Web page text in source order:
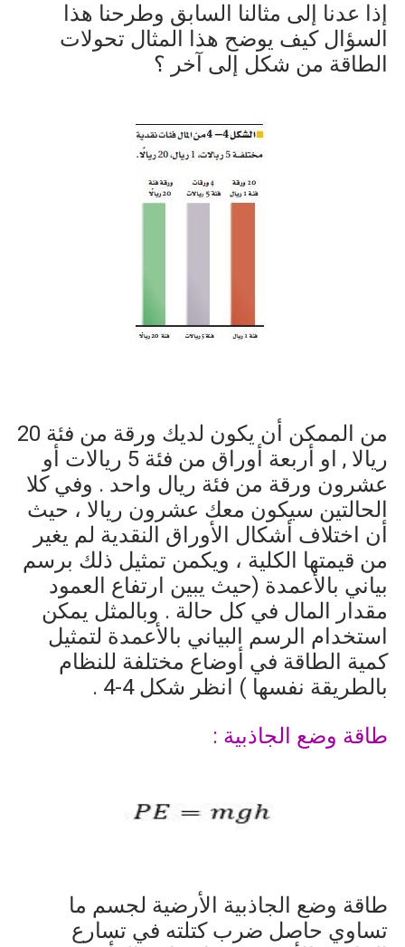
إذا عدنا إلى مثالنا السابق وطرحنا هذا
السؤال كيف يوضح هذا المثال تحولات
الطاقة من شكل إلى آخر ؟
من الممكن أن يكون لديك ورقة من فئة 20
ريالا , او أربعة أوراق من فئة 5 ريالات أو
عشرون ورقة من فئة ريال واحد . وفي كلا
الحالتين سيكون معك عشرون ريالا ، حيث
أن اختلاف أشكال الأوراق النقدية لم يغير
من قيمتها الكلية ، ويكمن تمثيل ذلك برسم
بياني بالأعمدة (حيث يبين ارتفاع العمود
مقدار المال في كل حالة . وبالمثل يمكن
استخدام الرسم البياني بالأعمدة لتمثيل
كمية الطاقة في أوضاع مختلفة للنظام
بالطريقة نفسها ) انظر شكل4-4
.
طاقة وضع الجاذبية :
طاقة وضع الجاذبية الأرضية لجسم ما
تساوي حاصل ضرب كتلته في تسارع